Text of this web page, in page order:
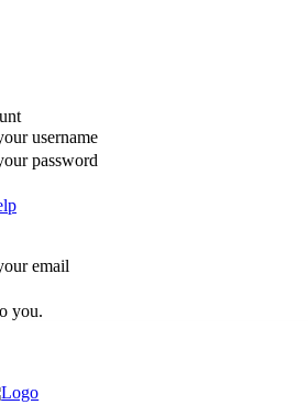
username
password
email
you.